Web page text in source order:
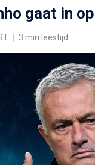
gaat in
3 min leestijd